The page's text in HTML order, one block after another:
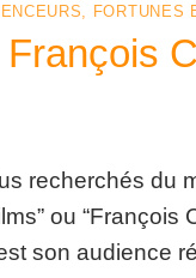
FORTUNES
François
recherchés du
ou
son audience